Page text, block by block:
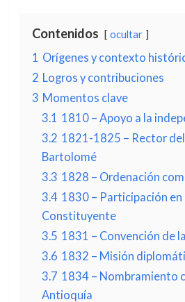
Contenidos ocultar
1 Orígenes y contexto
2 Logros y contribuciones
3 Momentos clave
3.1 1810 – Apoyo a la
3.2 1821-1825 – Rector
Bartolomé
3.3 1828 – Ordenación
3.4 1830 – Participación en
Constituyente
3.5 1831 – Convención de
3.6 1832 – Misión
3.7 1834 – Nombramiento
Antioquía